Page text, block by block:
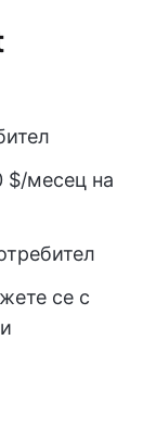
$/месец на
се с